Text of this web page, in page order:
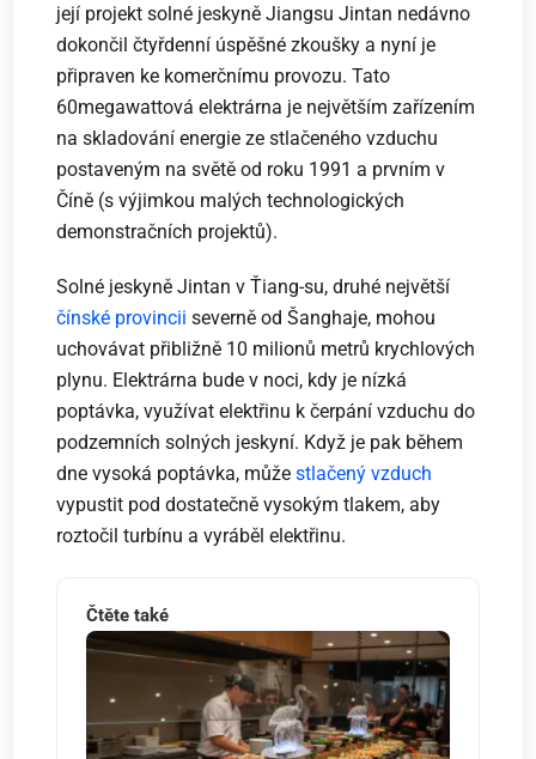
její projekt solné jeskyně Jiangsu Jintan nedávno
dokončil čtyřdenní úspěšné zkoušky a nyní je
připraven ke komerčnímu provozu. Tato
60megawattová elektrárna je největším zařízením
na skladování energie ze stlačeného vzduchu
postaveným na světě od roku 1991 a prvním v
Číně (s výjimkou malých technologických
demonstračních projektů).
Solné jeskyně Jintan v Ťiang-su, druhé největší
čínské provincii severně od Šanghaje, mohou
uchovávat přibližně 10 milionů metrů krychlových
plynu. Elektrárna bude v noci, kdy je nízká
poptávka, využívat elektřinu k čerpání vzduchu do
podzemních solných jeskyní. Když je pak během
dne vysoká poptávka, můžestlačený vzduch
vypustit pod dostatečně vysokým tlakem, aby
roztočil turbínu a vyráběl elektřinu.
Čtěte také